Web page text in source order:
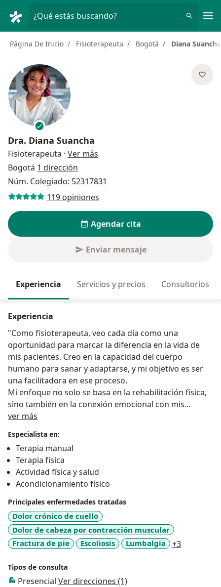
¿Qué estás buscando?
Página De Inicio Fisioterapeuta Bogotá Diana Suancha
Dra. Diana Suancha
Fisioterapeuta · Ver más
Bogotá 1 dirección
Núm. Colegiado: 52317831
119 opiniones
Agendar cita
Enviar mensaje
Experiencia Servicios y precios Consultorios
Experiencia
"Como fisioterapeuta, veo cada día como una
oportunidad para marcar la diferencia en la vida de
mis pacientes. Creo en la capacidad del cuerpo
humano para sanar y adaptarse, y mi objetivo es ser
una facilitadora en ese proceso.
Mi enfoque no solo se basa en la rehabilitación física,
sino también en la conexión emocional con mis
pacientes. Escucho sus historias, sus miedos, sus
y alcanzar sus metas.
La fisioterapia es más que ejercicios y técnicas; es una
relación de confianza y esperanza. Estoy agradecida
por la oportunidad de ser parte de ese viaje de
recuperación y transformación.
ver más
Especialista en:
Terapia manual
Terapia física
Actividad física y salud
Acondicionamiento físico
Principales enfermedades tratadas
Dolor crónico de cuello
Dolor de cabeza por contracción muscular
Fractura de pie
Escoliosis Lumbalgia +3
Tipos de consulta
Presencial Ver direcciones (1)